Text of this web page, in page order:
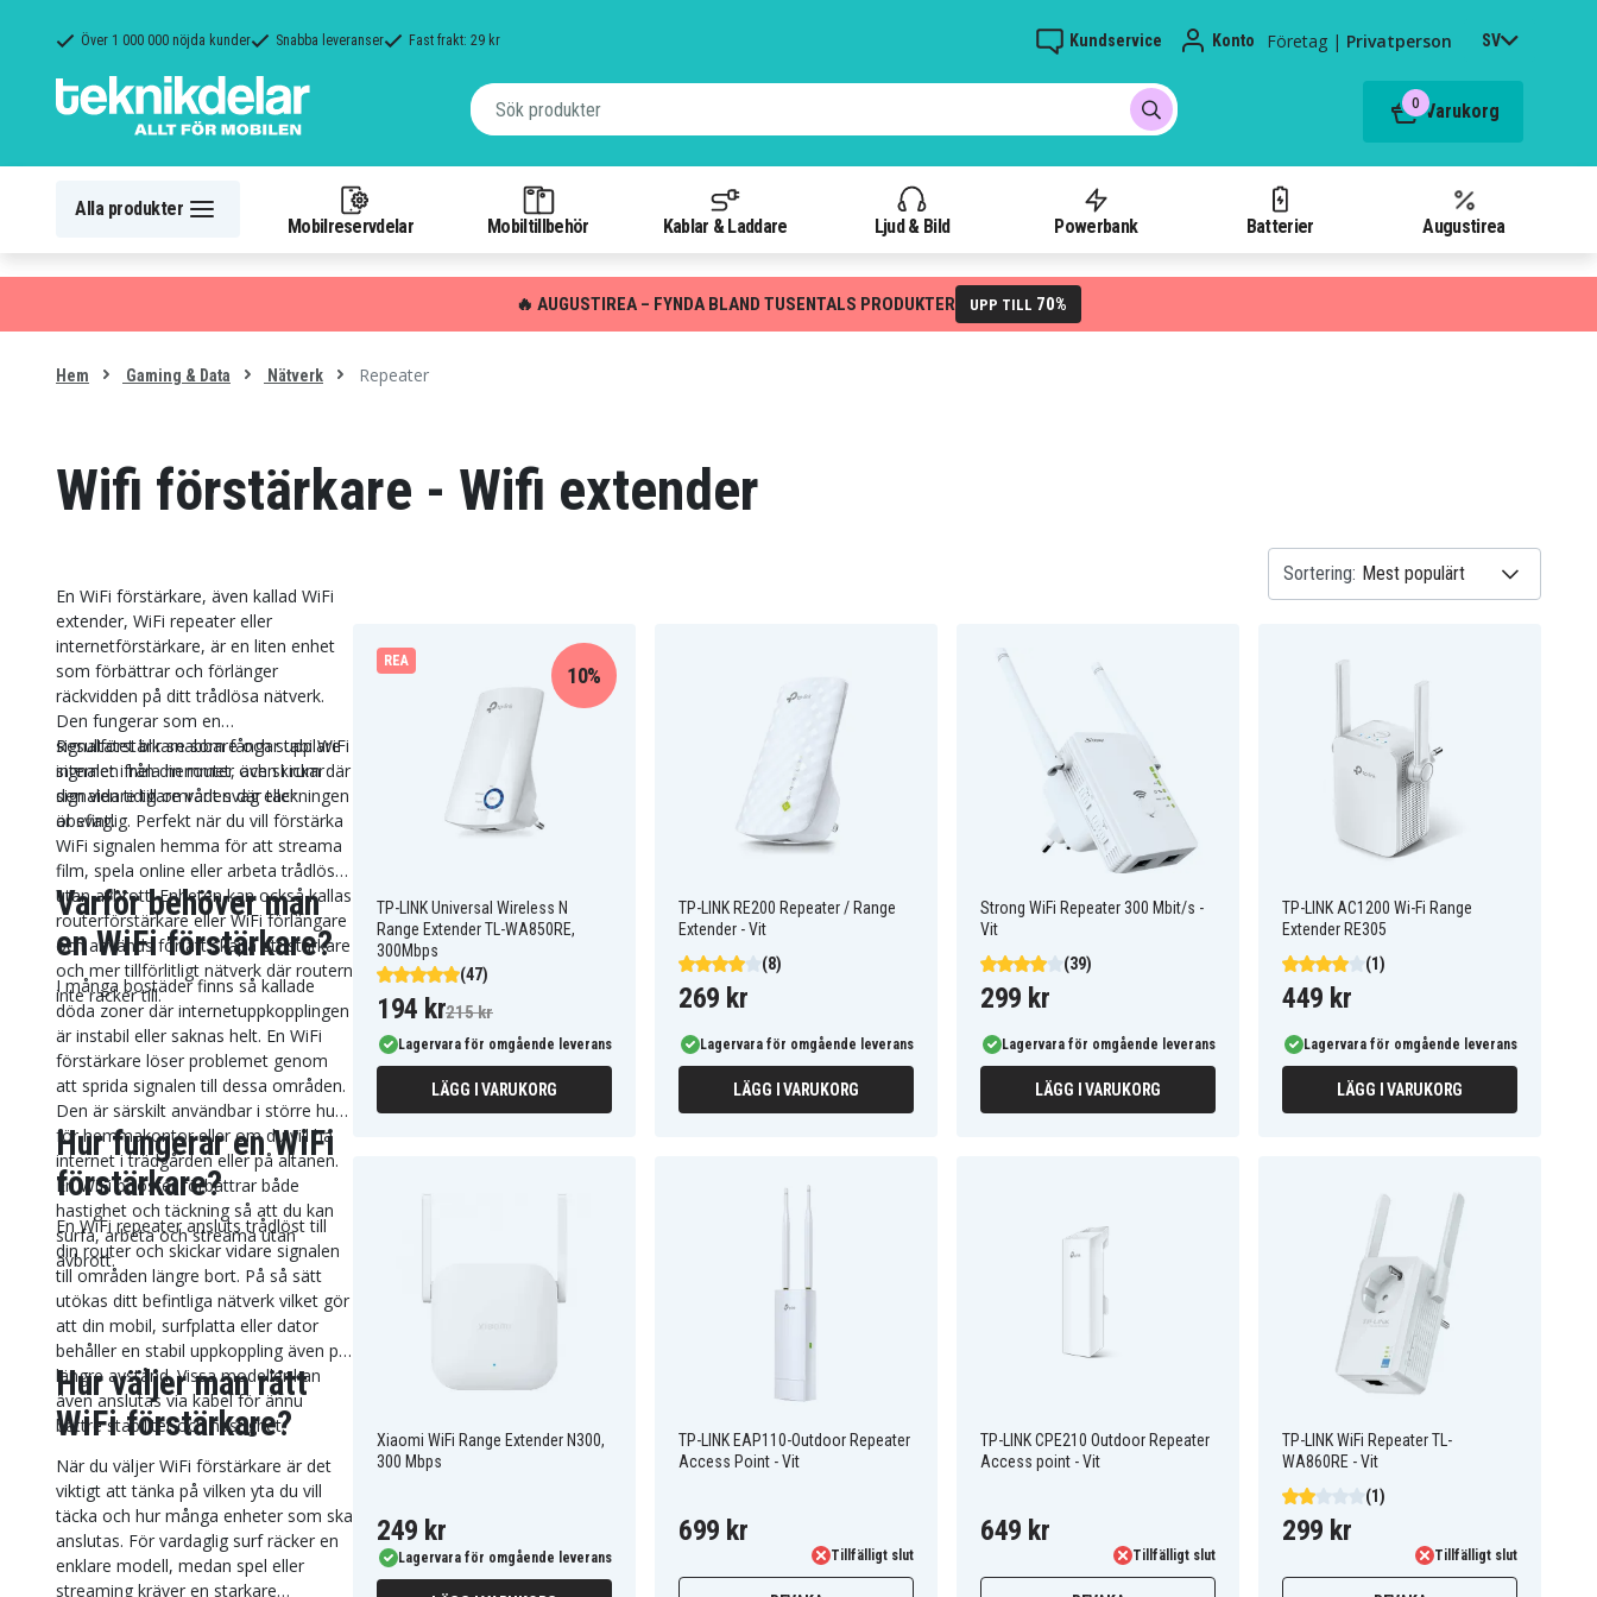
Över 1 000 000 nöjda kunder Snabba leveranser Fast frakt: 29 kr Kundservice Konto Företag | Privatperson SV
0 Varukorg
Alla produkter
Mobilreservdelar Mobiltillbehör Kablar & Laddare Ljud & Bild Powerbank Batterier Augustirea
🔥 AUGUSTIREA – FYNDA BLAND TUSENTALS PRODUKTER UPP TILL 70%
Hem Gaming & Data Nätverk Repeater
Wifi förstärkare - Wifi extender
En WiFi förstärkare, även kallad WiFi
extender, WiFi repeater eller
internetförstärkare, är en liten enhet
som förbättrar och förlänger
räckvidden på ditt trådlösa nätverk.
Den fungerar som en
signalförstärkare som fångar upp WiFi
signalen från din router och skickar
den vidare till områden där täckningen
är svag.
Resultatet blir snabbare och stabilare
internet i hela hemmet, även i rum där
signalen tidigare varit svag eller
obefintlig. Perfekt när du vill förstärka
WiFi signalen hemma för att streama
film, spela online eller arbeta trådlöst
utan avbrott. Enheten kan också kallas
routerförstärkare eller WiFi förlängare
och används för att skapa ett starkare
och mer tillförlitligt nätverk där routern
inte räcker till.
Varför behöver man
en WiFi förstärkare?
I många bostäder finns så kallade
döda zoner där internetuppkopplingen
är instabil eller saknas helt. En WiFi
förstärkare löser problemet genom
att sprida signalen till dessa områden.
Den är särskilt användbar i större hus,
för hemmakontor eller om du vill ha
internet i trädgården eller på altanen.
En WiFi booster förbättrar både
hastighet och täckning så att du kan
surfa, arbeta och streama utan
avbrott.
Hur fungerar en WiFi
förstärkare?
En WiFi repeater ansluts trådlöst till
din router och skickar vidare signalen
till områden längre bort. På så sätt
utökas ditt befintliga nätverk vilket gör
att din mobil, surfplatta eller dator
behåller en stabil uppkoppling även på
längre avstånd. Vissa modeller kan
även anslutas via kabel för ännu
bättre stabilitet och hastighet.
Hur väljer man rätt
WiFi förstärkare?
När du väljer WiFi förstärkare är det
viktigt att tänka på vilken yta du vill
täcka och hur många enheter som ska
anslutas. För vardaglig surf räcker en
enklare modell, medan spel eller
streaming kräver en starkare
Sortering:
REA
TP-LINK Universal Wireless N
Range Extender TL-WA850RE,
300Mbps
(47)
10%
194 kr215 kr
Lagervara för omgående leverans
LÄGG I VARUKORG
TP-LINK RE200 Repeater / Range
Extender - Vit
(8)
269 kr
Lagervara för omgående leverans
LÄGG I VARUKORG
Strong WiFi Repeater 300 Mbit/s -
Vit
(39)
299 kr
Lagervara för omgående leverans
LÄGG I VARUKORG
TP-LINK AC1200 Wi-Fi Range
Extender RE305
(1)
449 kr
Lagervara för omgående leverans
LÄGG I VARUKORG
Xiaomi WiFi Range Extender N300,
300 Mbps
249 kr
Lagervara för omgående leverans
TP-LINK EAP110-Outdoor Repeater
Access Point - Vit
699 kr
Tillfälligt slut
TP-LINK CPE210 Outdoor Repeater
Access point - Vit
649 kr
Tillfälligt slut
TP-LINK WiFi Repeater TL-
WA860RE - Vit
(1)
299 kr
Tillfälligt slut